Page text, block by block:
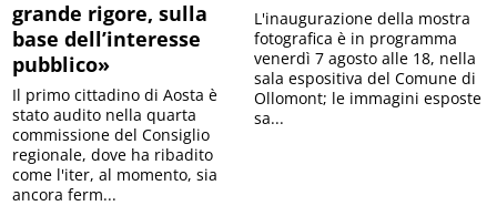
grande rigore, sulla
base dell’interesse
pubblico»
Il primo cittadino di Aosta è
stato audito nella quarta
commissione del Consiglio
regionale, dove ha ribadito
come l'iter, al momento, sia
ancora ferm...
L'inaugurazione della mostra
fotografica è in programma
venerdì 7 agosto alle 18, nella
sala espositiva del Comune di
Ollomont; le immagini esposte
sa...